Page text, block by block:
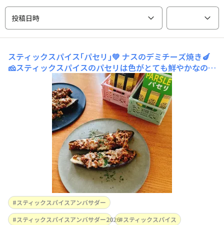
投稿日時
スティックスパイス｢パセリ｣‪💚 ナスのデミチーズ焼き🍆
🧀スティックスパイスのパセリは色がとても鮮やかなので
振りかけるだけで料理がパーッと華やかになります‪💚使う
頻度がめちゃ高いわ🥰
スティックスパイスアンバサダー
スティックスパイスアンバサダー2026 スティックスパイス